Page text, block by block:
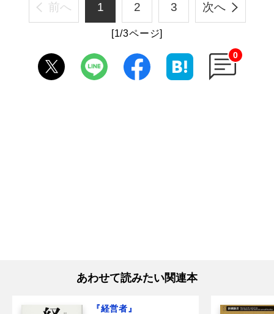
前へ 1 2 3 次へ
[1/3ページ]
0
あわせて読みたい関連本
『経営者』